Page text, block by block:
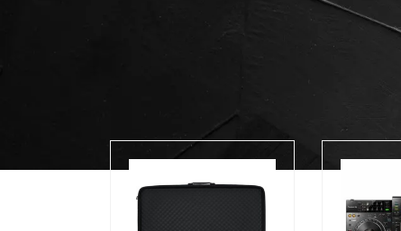
מרכז הסאונד – יבואני ציוד DJ מקצועי מהמותגים המובילים בעולם | קונטרולרים, פלטות DJ, ציוד הגברה ואביזרים ל-DJ – במחירים הכי זולים המדינה | שיחה או